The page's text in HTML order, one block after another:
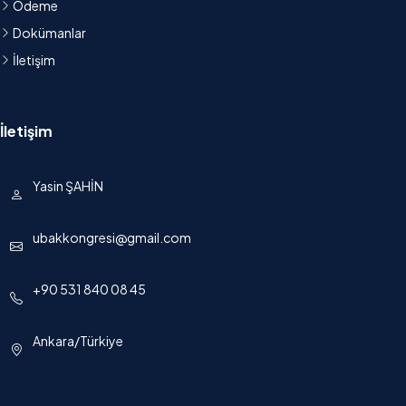
Ödeme
Dokümanlar
İletişim
İletişim
Yasin ŞAHİN
ubakkongresi@gmail.com
+90 531 840 08 45
Ankara/Türkiye